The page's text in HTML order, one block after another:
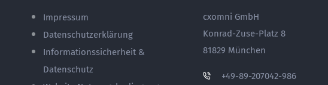
Impressum
Datenschutzerklärung
Informationssicherheit &
Datenschutz
cxomni GmbH
Konrad-Zuse-Platz 8
81829 München
+49-89-207042-986